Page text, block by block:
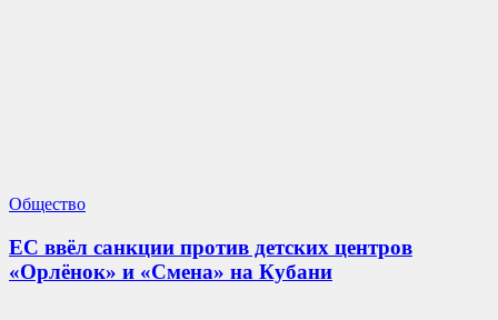
Общество
ЕС ввёл санкции против детских центров
«Орлёнок» и «Смена» на Кубани